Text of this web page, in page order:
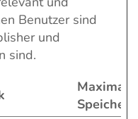
Benutzer sind
und
sind.
Maximale